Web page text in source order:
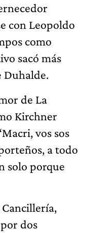
con Leopoldo
como
sacó más
Duhalde.
de La
Kirchner
vos sos
a todo
solo porque
dos